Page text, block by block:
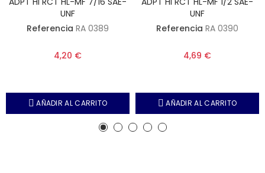
UNF
Referencia RA 0389
4,20 €
AÑADIR AL CARRITO
UNF
Referencia RA 0390
4,69 €
AÑADIR AL CARRITO